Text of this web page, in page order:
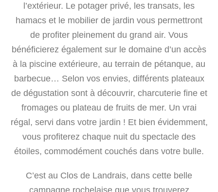
l’extérieur. Le potager privé, les transats, les
hamacs et le mobilier de jardin vous permettront
de profiter pleinement du grand air. Vous
bénéficierez également sur le domaine d’un accès
à la piscine extérieure, au terrain de pétanque, au
barbecue… Selon vos envies, différents plateaux
de dégustation sont à découvrir, charcuterie fine et
fromages ou plateau de fruits de mer. Un vrai
régal, servi dans votre jardin ! Et bien évidemment,
vous profiterez chaque nuit du spectacle des
étoiles, commodément couchés dans votre bulle.
C’est au Clos de Landrais, dans cette belle